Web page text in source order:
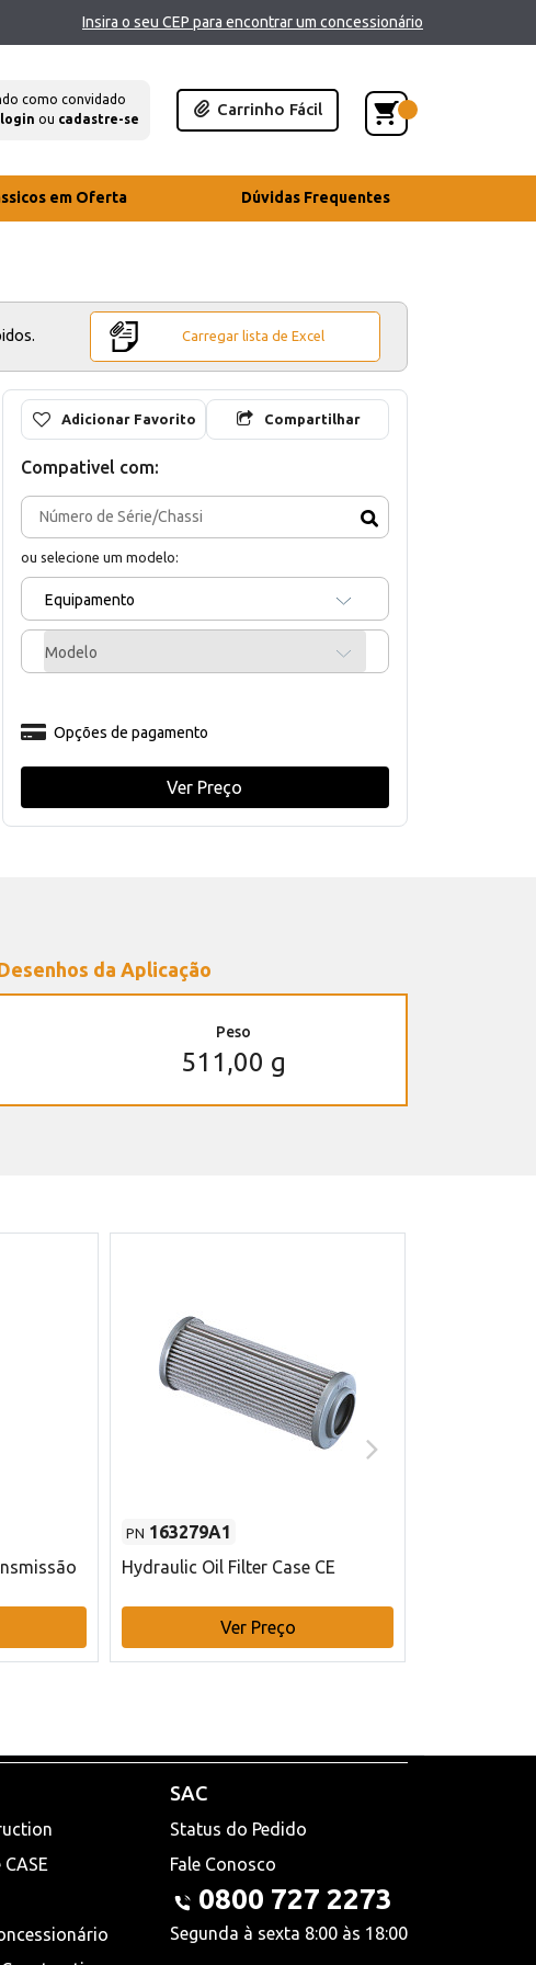
Insira o seu CEP para encontrar um concessionário
como convidado
login ou cadastre-se
Carrinho Fácil
em Oferta Dúvidas Frequentes
Carregar lista de Excel
Adicionar Favorito Compartilhar
Compativel com:
ou selecione um modelo:
Equipamento
Modelo
Opções de pagamento
Ver Preço
da Aplicação
Peso
511,00 g
PN 163279A1
Hydraulic Oil Filter Case CE
Ver Preço
SAC
Status do Pedido
Fale Conosco
0800 727 2273
Segunda à sexta 8:00 às 18:00